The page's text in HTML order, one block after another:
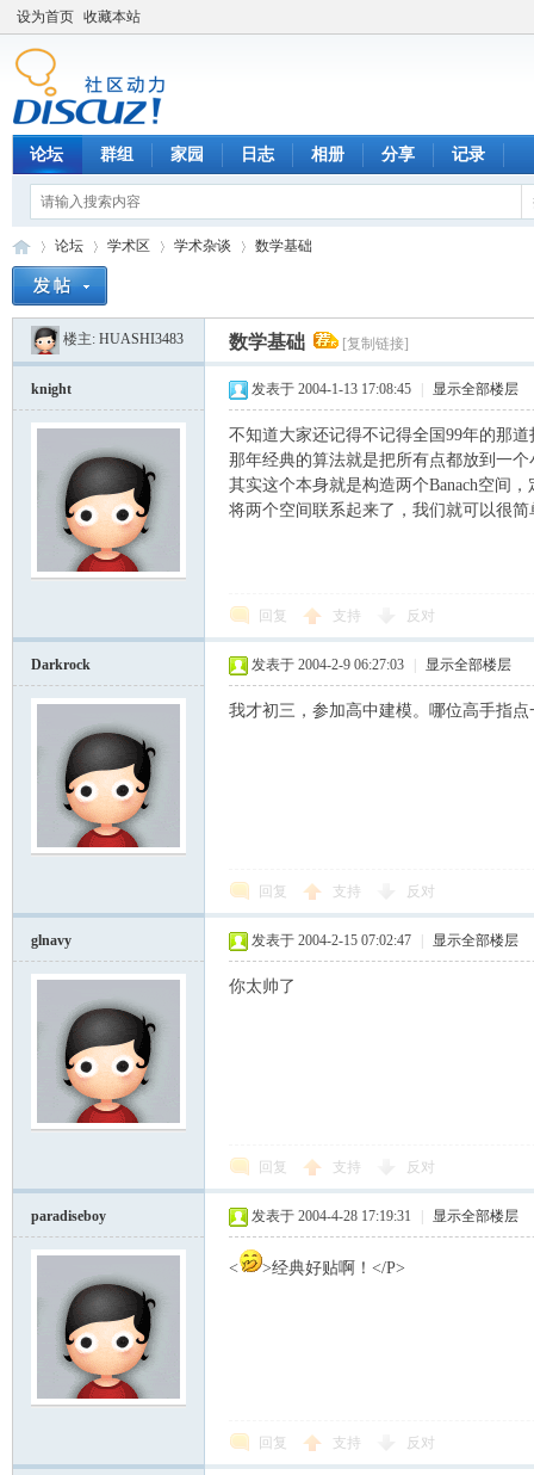
设为首页 收藏本站
论坛 群组 家园 日志 相册 分享 记录
»
论坛
›
学术区
›
学术杂谈
›
数学基础
楼主: HUASHI3483 数学基础 [复制链接]
knight 发表于 2004-1-13 17:08:45 显示全部楼层
不知道大家还记得不记得全国99年的那道
那年经典的算法就是把所有点都放到一
其实这个本身就是构造两个Banach空间
将两个空间联系起来了，我们就可以很
回复 支持 反对
Darkrock 发表于 2004-2-9 06:27:03 显示全部楼层
我才初三，参加高中建模。哪位高手指
回复 支持 反对
glnavy 发表于 2004-2-15 07:02:47 显示全部楼层
你太帅了
回复 支持 反对
paradiseboy 发表于 2004-4-28 17:19:31 显示全部楼层
< >经典好贴啊！</P>
回复 支持 反对